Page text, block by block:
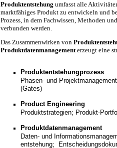
Produktentstehung umfasst alle
marktfähiges Produkt zu entwickeln und
Prozess, in dem Fachwissen, Methoden
verbunden werden.
Das Zusammenwirken von
Produktdatenmanagementerzeugt eine
Produktentstehungprozess
Phasen- und
(Gates)
Product Engineering
Produktstrategien; Produkt-
Produktdatenmanagement
Daten- und
entstehung;